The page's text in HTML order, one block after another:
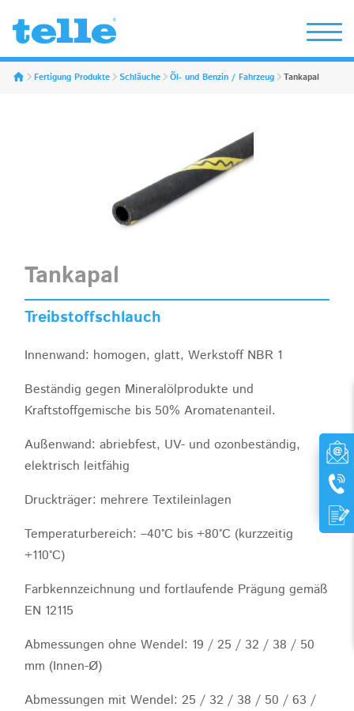
Erwin Telle GmbH
Fertigung Produkte Schläuche Öl- und Benzin / Fahrzeug Tankapal
Tankapal
Treibstoffschlauch
Innenwand: homogen, glatt, Werkstoff NBR 1
Beständig gegen Mineralölprodukte und
Kraftstoffgemische bis 50% Aromatenanteil.
Außenwand: abriebfest, UV- und ozonbeständig,
elektrisch leitfähig
Druckträger: mehrere Textileinlagen
Temperaturbereich: –40°C bis +80°C (kurzzeitig
+110°C)
Farbkennzeichnung und fortlaufende Prägung gemäß
EN 12115
Abmessungen ohne Wendel: 19 / 25 / 32 / 38 / 50
mm (Innen-Ø)
Abmessungen mit Wendel: 25 / 32 / 38 / 50 / 63 /